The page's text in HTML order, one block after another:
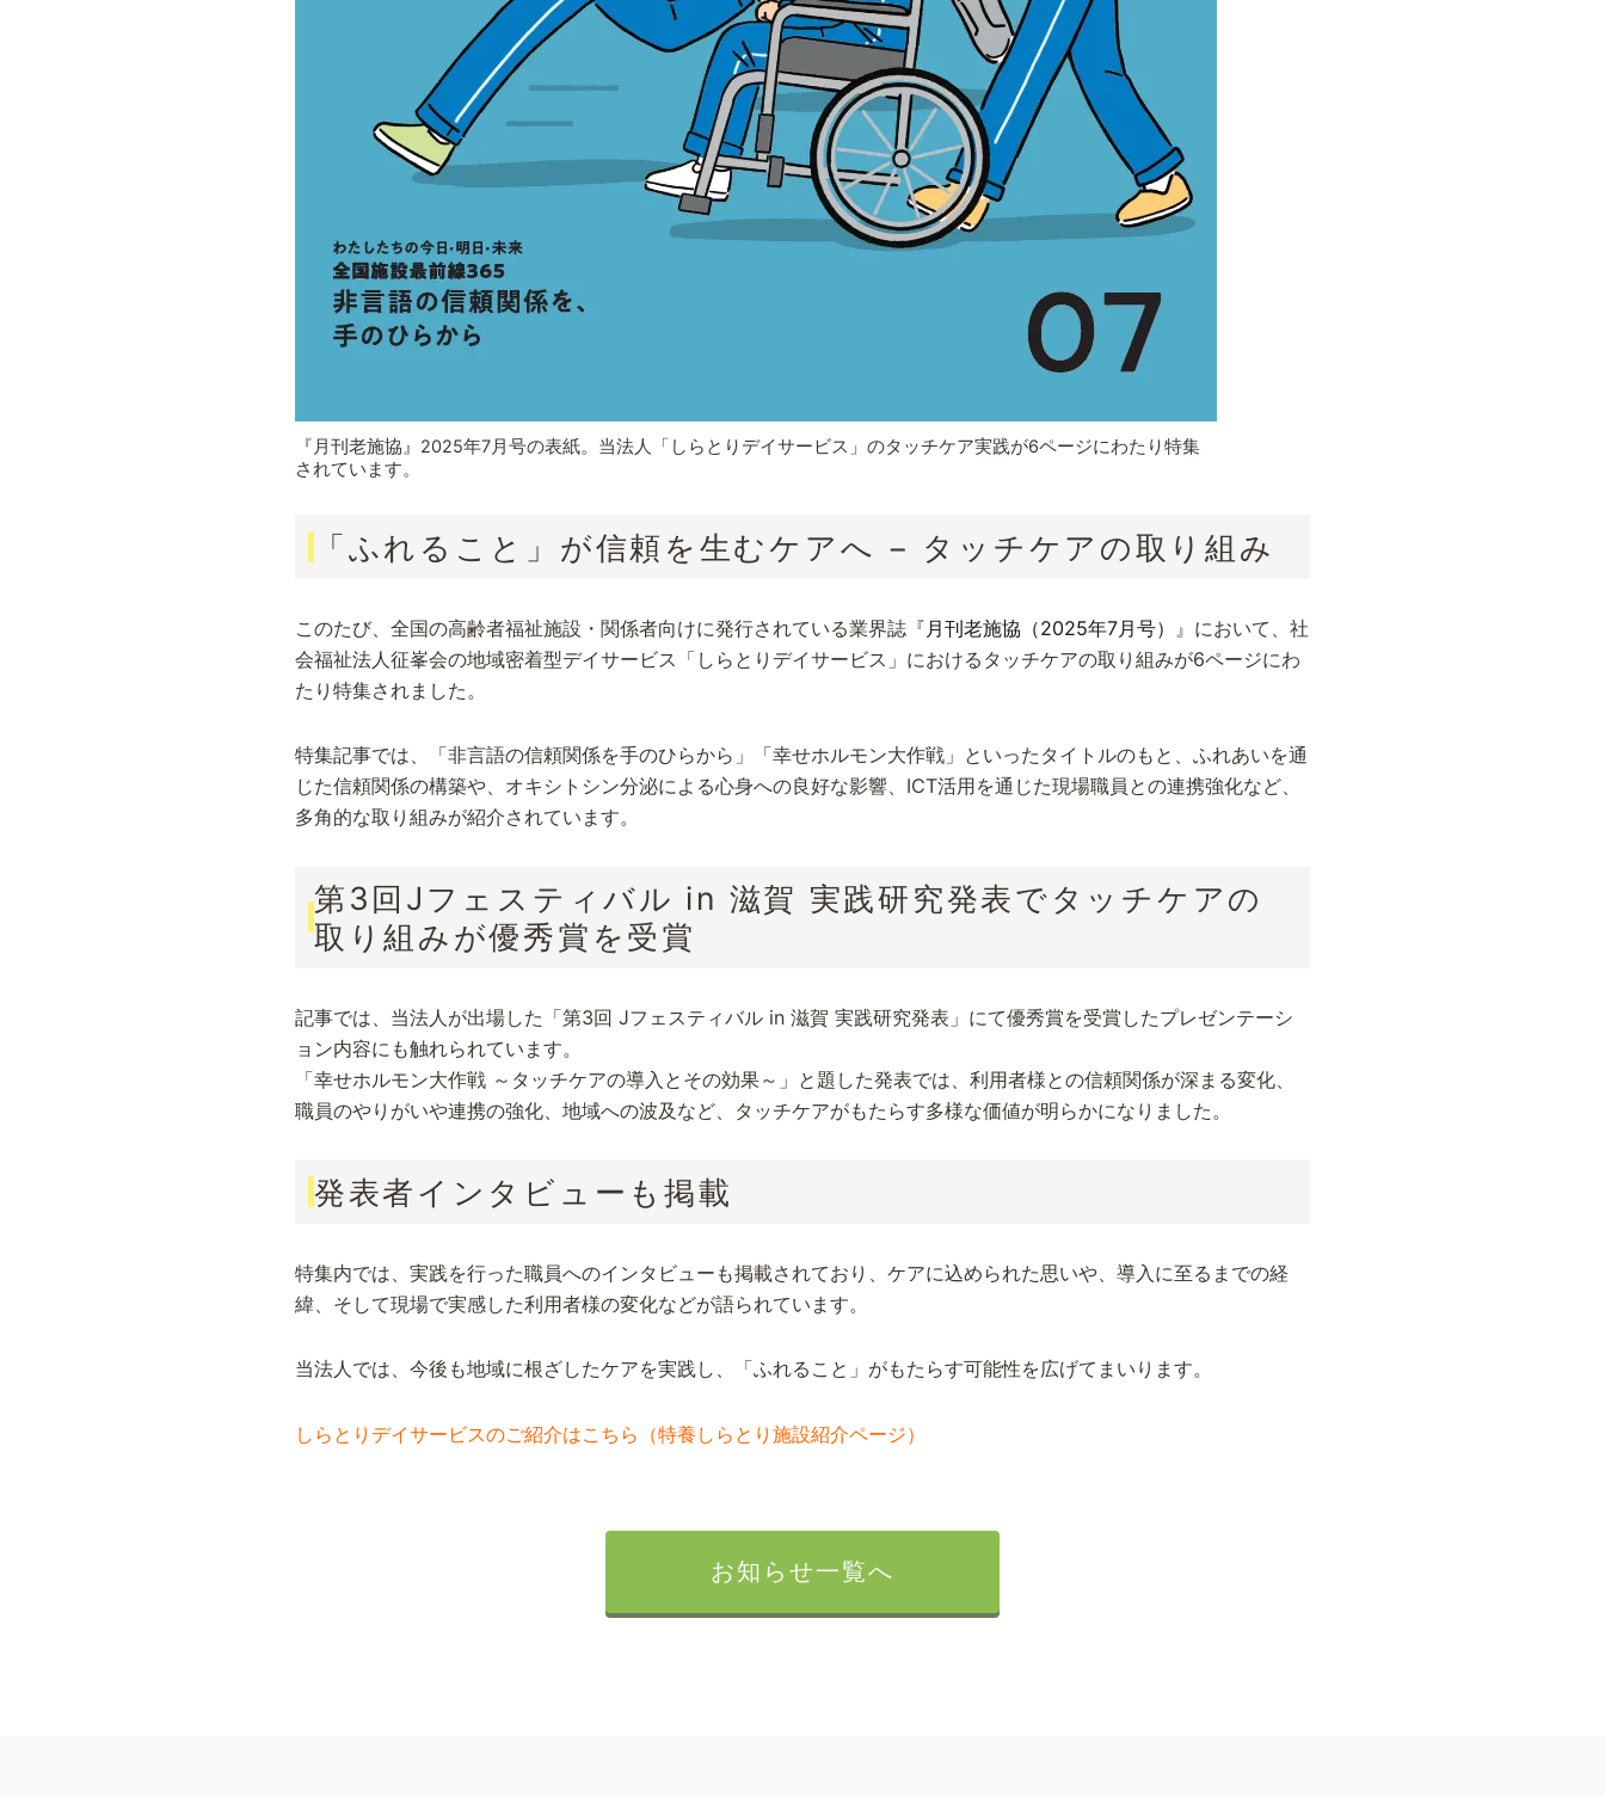
『月刊老施協』2025年7月号の表紙。当法人「しらとりデイサービス」のタッチケア実践が6ページにわたり特集
されています。
「ふれること」が信頼を生むケアへ − タッチケアの取り組み
このたび、全国の高齢者福祉施設・関係者向けに発行されている業界誌『 月刊老施協（2025年7月号）
』において、社
会福祉法人征峯会の地域密着型デイサービス「しらとりデイサービス」におけるタッチケアの取り組みが6ページにわ
たり特集されました。
特集記事では、「非言語の信頼関係を手のひらから」「幸せホルモン大作戦」といったタイトルのもと、ふれあいを通
じた信頼関係の構築や、オキシトシン分泌による心身への良好な影響、ICT活用を通じた現場職員との連携強化など、
多角的な取り組みが紹介されています。
第3回Jフェスティバル in 滋賀 実践研究発表でタッチケアの
取り組みが優秀賞を受賞
記事では、当法人が出場した「第3回 Jフェスティバル in 滋賀 実践研究発表」にて優秀賞を受賞したプレゼンテーシ
ョン内容にも触れられています。
「幸せホルモン大作戦 ～タッチケアの導入とその効果～」と題した発表では、利用者様との信頼関係が深まる変化、
職員のやりがいや連携の強化、地域への波及など、タッチケアがもたらす多様な価値が明らかになりました。
発表者インタビューも掲載
特集内では、実践を行った職員へのインタビューも掲載されており、ケアに込められた思いや、導入に至るまでの経
緯、そして現場で実感した利用者様の変化などが語られています。
当法人では、今後も地域に根ざしたケアを実践し、「ふれること」がもたらす可能性を広げてまいります。
しらとりデイサービスのご紹介はこちら（特養しらとり施設紹介ページ）
お知らせ一覧へ